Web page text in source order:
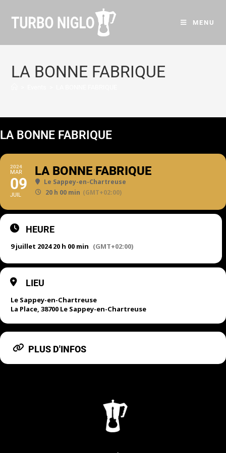
MENU
LA BONNE FABRIQUE
LA BONNE FABRIQUE
2024
MAR
09
JUIL
LA BONNE FABRIQUE
Le Sappey-en-Chartreuse
20 h 00 min (GMT+02:00)
HEURE
9 juillet 2024 20 h 00 min (GMT+02:00)
LIEU
Le Sappey-en-Chartreuse
La Place, 38700 Le Sappey-en-Chartreuse
PLUS D'INFOS